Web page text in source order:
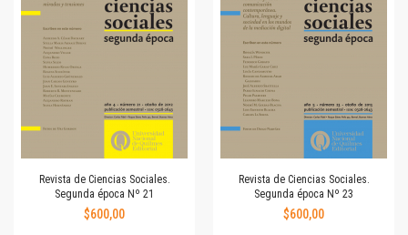
Revista de Ciencias Sociales.
Segunda época Nº 21
$600,00
Revista de Ciencias Sociales.
Segunda época Nº 23
$600,00